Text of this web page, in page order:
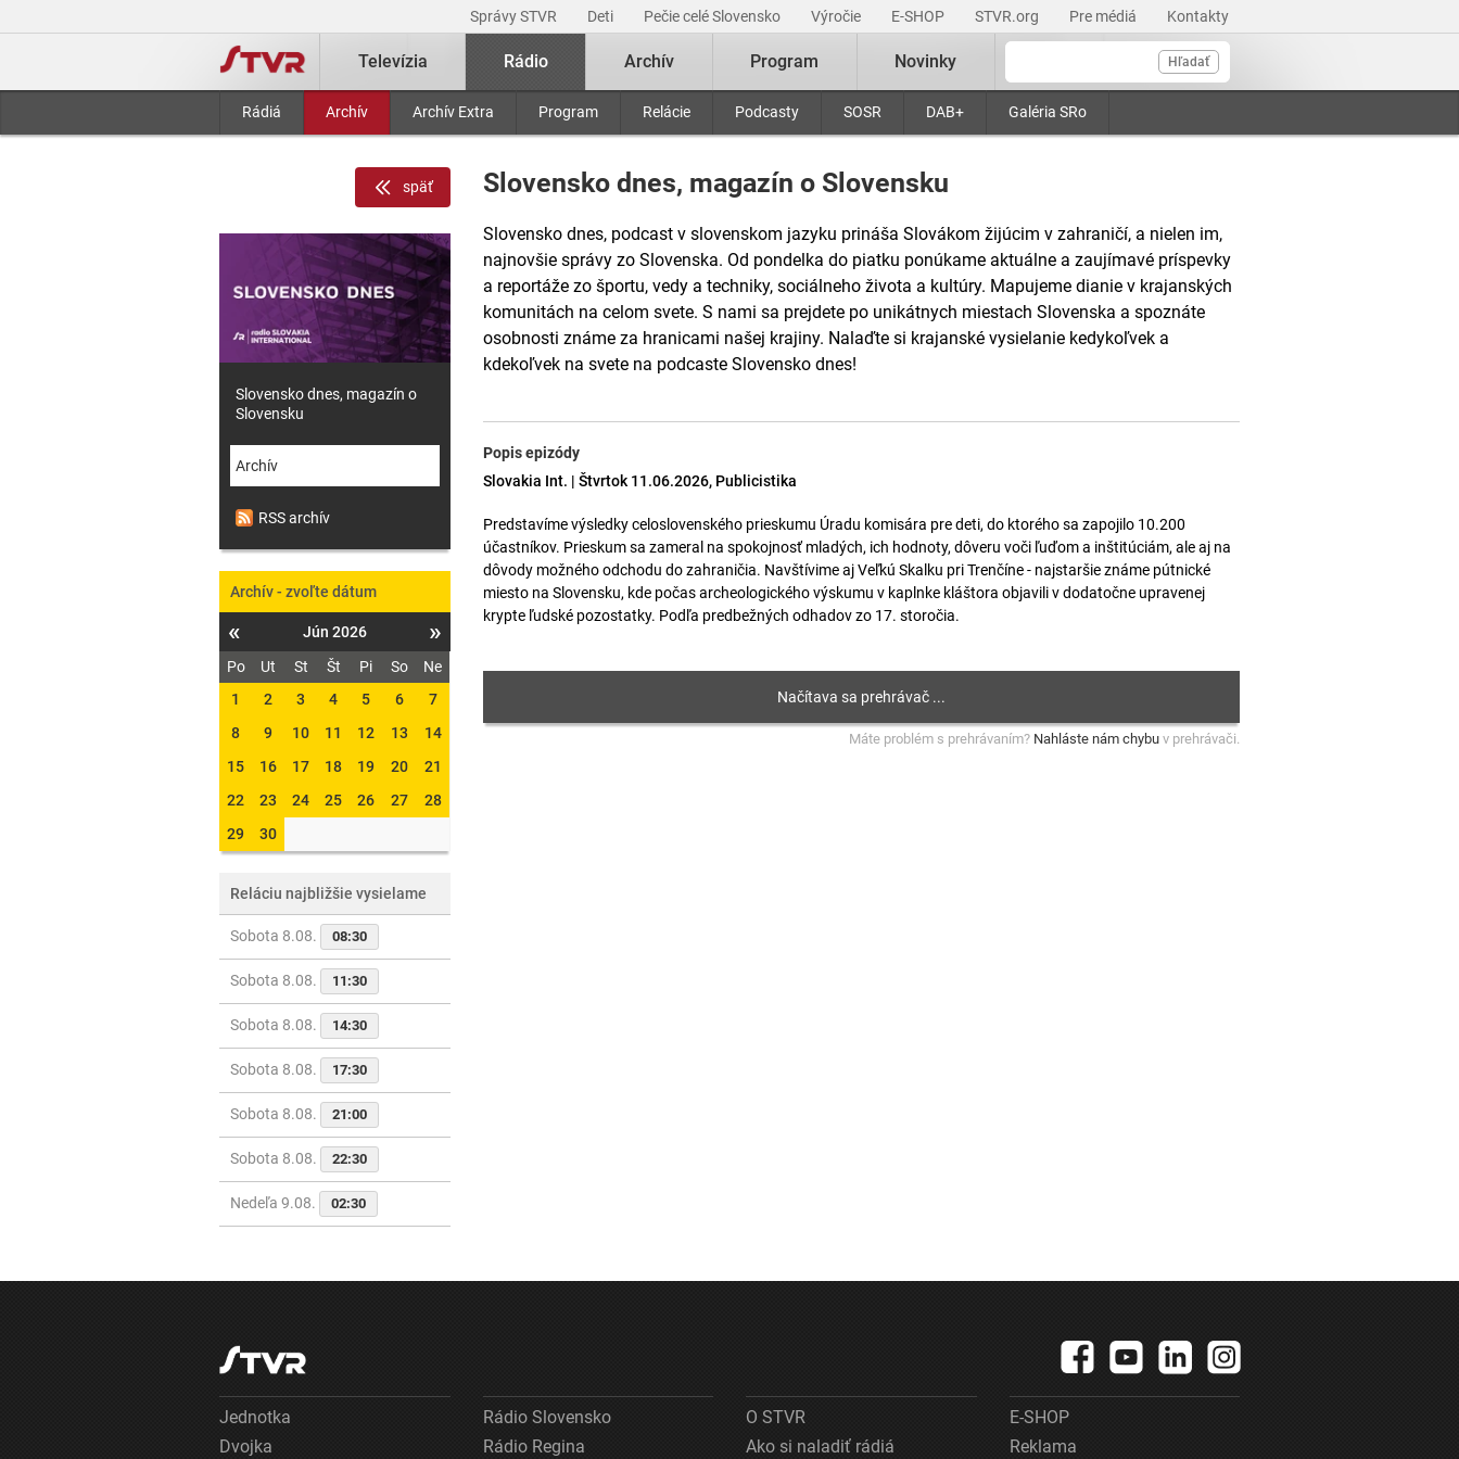
Správy STVR Deti Pečie celé Slovensko Výročie E-SHOP STVR.org Pre médiá Kontakty
Hľadať
Televízia Rádio
Rádiá Archív Archív Extra Program Relácie Podcasty SOSR DAB+ Galéria SRo
Archív Program Novinky
Slovensko dnes, magazín o Slovensku
Slovensko dnes, podcast v slovenskom jazyku prináša Slovákom žijúcim v zahraničí, a nielen im,
najnovšie správy zo Slovenska. Od pondelka do piatku ponúkame aktuálne a zaujímavé príspevky
a reportáže zo športu, vedy a techniky, sociálneho života a kultúry. Mapujeme dianie v krajanských
komunitách na celom svete. S nami sa prejdete po unikátnych miestach Slovenska a spoznáte
osobnosti známe za hranicami našej krajiny. Nalaďte si krajanské vysielanie kedykoľvek a
kdekoľvek na svete na podcaste Slovensko dnes!
Popis epizódy
Slovakia Int. | Štvrtok 11.06.2026, Publicistika
Predstavíme výsledky celoslovenského prieskumu Úradu komisára pre deti, do ktorého sa zapojilo 10.200
účastníkov. Prieskum sa zameral na spokojnosť mladých, ich hodnoty, dôveru voči ľuďom a inštitúciám, ale aj na
dôvody možného odchodu do zahraničia. Navštívime aj Veľkú Skalku pri Trenčíne - najstaršie známe pútnické
miesto na Slovensku, kde počas archeologického výskumu v kaplnke kláštora objavili v dodatočne upravenej
krypte ľudské pozostatky. Podľa predbežných odhadov zo 17. storočia.
Máte problém s prehrávaním? Nahláste nám chybu v prehrávači.
späť
Slovensko dnes, magazín o
Slovensku
Archív
RSS archív
Archív - zvoľte dátum
« Jún 2026 »
Po Ut St Št Pi So
Ne
1
2 3 4 5 6
7
8
9 10 11 12 13
14
15
16 17 18 19 20
21
22
23 24 25 26 27
28
29
30
Reláciu najbližšie vysielame
Sobota 8.08. 08:30
Sobota 8.08. 11:30
Sobota 8.08. 14:30
Sobota 8.08. 17:30
Sobota 8.08. 21:00
Sobota 8.08. 22:30
Nedeľa 9.08. 02:30
Jednotka
Dvojka
Rádio Slovensko
Rádio Regina
O STVR
Ako si naladiť rádiá
E-SHOP
Reklama